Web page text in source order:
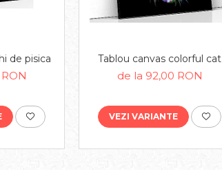
de pisica Tablou canvas colorful cat
de la 92,00 RON
VEZI VARIANTE